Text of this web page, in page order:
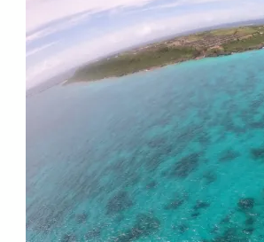
스노클링
3.4.다이빙
호박 종유동 탐험
미야코지마의 맛있는 음식 꼭 먹어봐
미야코섬 명물 '미야코 소바'를
신선한 해산물! 추천 해산물 요
현지 디저트와 카페에서 잠시 쉬
미야코지마 여행 예산 가이드 비용
1. 미야코지마 여행의 평균 비용
5.2.2. 여행 경비를 절약할 수 있는 팁